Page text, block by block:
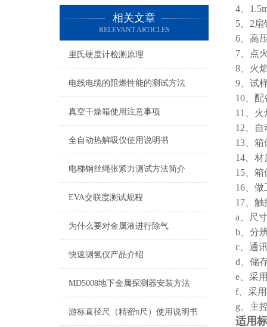
公共场所阻燃制品及组件燃烧性能测试设备
建筑材料及制品燃烧性能测试设备
酒精喷灯燃烧试验仪
查看更多 >>
相关文章
RELEVANT ARTICLES
里氏硬度计检测原理
电线电缆的阻燃性能的测试方法
真空干燥箱使用注意事项
全自动热解吸仪使用说明书
电梯钢丝绳张紧力测试方法简介
EVA交联度测试规程
为什么要对金属液进行除气
快速测氢仪产品介绍
MD5008地下金属探测器安装方法
游标直径尺（精密π尺）使用说明书
4、
5、2
6、高
7、点
8、火
9、试
10、
11、
12、
13、箱
14、材
15、
16、
17、
a、尺
b、分
c、通
d、储
e、采
f、采
g、主
适用